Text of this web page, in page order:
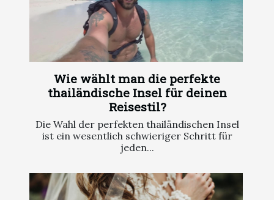
Wie wählt man die perfekte
thailändische Insel für deinen
Reisestil?
Die Wahl der perfekten thailändischen Insel
ist ein wesentlich schwieriger Schritt für
jeden...